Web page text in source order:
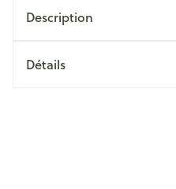
Description
Détails